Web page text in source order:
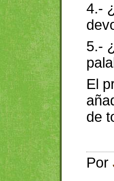
4.-
5.-
El
de
Por